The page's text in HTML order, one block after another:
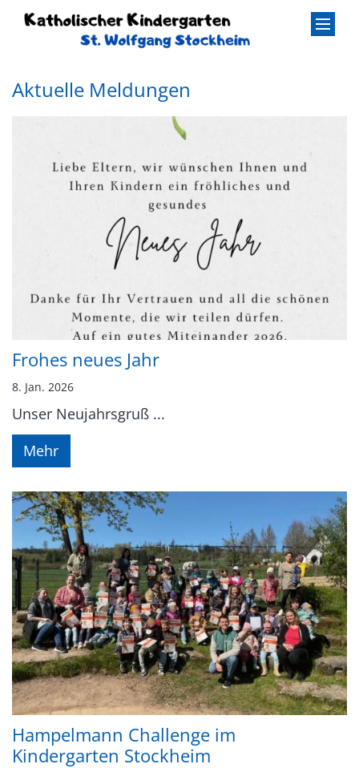
Zum Inhalt springen
Aktuelle Meldungen
Frohes neues Jahr
8. Jan. 2026
Unser Neujahrsgruß ...
Mehr
Hampelmann Challenge im
Kindergarten Stockheim